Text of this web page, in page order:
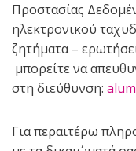
Προστασίας
ηλεκτρονικού
ζητήματα –
μπορείτε να
στη διεύθυνση:
Για περαιτέρω